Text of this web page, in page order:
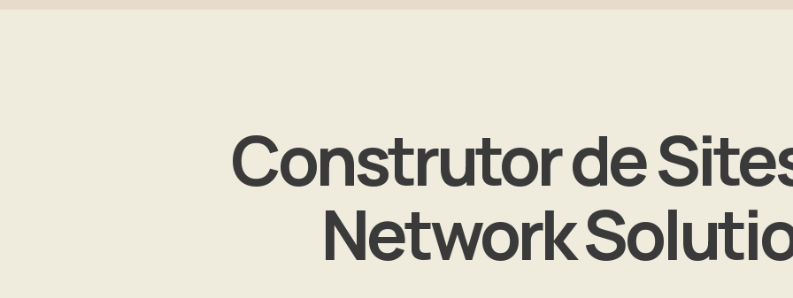
Construtor de
Network